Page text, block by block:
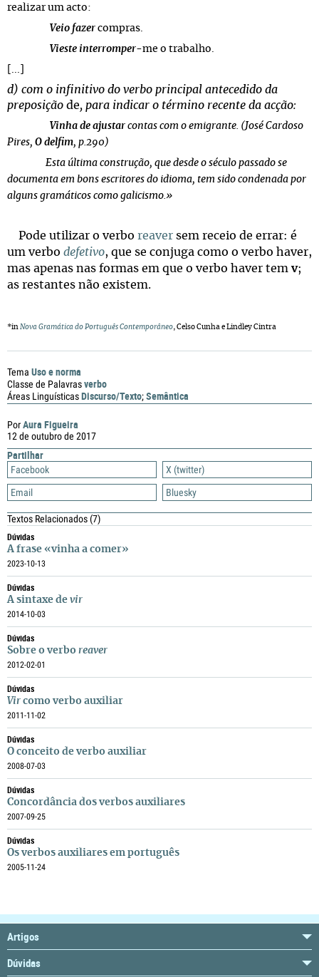
PorAura Figueira
12 de outubro de 2017
Partilhar
Facebook
X (twitter)
Email
Bluesky
Textos Relacionados(7)
Dúvidas
A frase «vinha a comer»
2023-10-13
Dúvidas
A sintaxe de vir
2014-10-03
Dúvidas
Sobre o verbo reaver
2012-02-01
Dúvidas
Vir como verbo auxiliar
2011-11-02
Dúvidas
O conceito de verbo auxiliar
2008-07-03
Dúvidas
Concordância dos verbos auxiliares
2007-09-25
Dúvidas
Os verbos auxiliares em português
2005-11-24
realizar um acto:
Veio fazer compras.
Vieste interromper-me o trabalho.
[...]
d) com o infinitivo do verbo principal antecedido da
preposição de, para indicar o término recente da acção:
Vinha de ajustar contas com o emigrante. (José Cardoso
Pires, O delfim, p.290)
Esta última construção, que desde o século passado se
documenta em bons escritores do idioma, tem sido condenada por
alguns gramáticos como galicismo.»
Pode utilizar o verbo reaver sem receio de errar: é
um verbo defetivo, que se conjuga como o verbo haver,
mas apenas nas formas em que o verbo haver tem v;
as restantes não existem.
*in Nova Gramática do Português Contemporâneo, Celso Cunha e Lindley Cintra
Tema Uso e norma
Classe de Palavrasverbo
Áreas LinguísticasDiscurso/Texto;Semântica
Artigos
Dúvidas